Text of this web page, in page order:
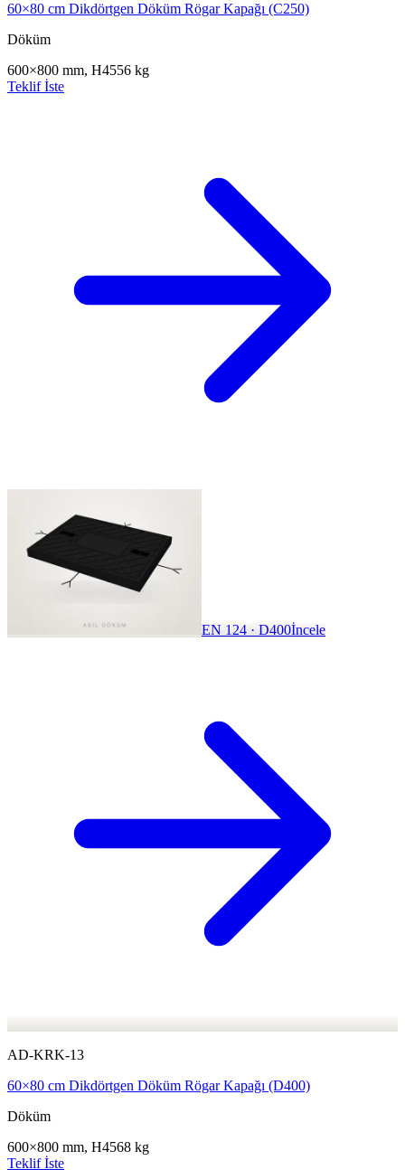
60×80 cm Dikdörtgen Döküm Rögar Kapağı (C250)
Döküm
600×800 mm, H4556 kg
Teklif İste
EN 124 · D400İncele
AD-KRK-13
60×80 cm Dikdörtgen Döküm Rögar Kapağı (D400)
Döküm
600×800 mm, H4568 kg
Teklif İste